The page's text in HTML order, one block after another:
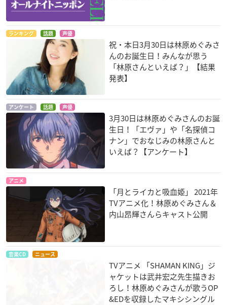
ヱヴァンゲリヲン新
劇場版：序
綾波レイ
名探偵コナン 紺碧の
棺 （ジョリー・ロジ
ャー）
灰原哀
パプリカ
パプリカ／千葉敦子
おどるポケモン ひ
ミズゴロウ／ムサシ
PIKACHU THE MOVI
フシギダネ
名探偵コナン 瞳の中
の暗殺者
灰原哀
劇場版 ポケットモン
スター 幻のポケモン
ルギア爆誕
ランキング 話題 声優
祝・本日3月30日は林原めぐみさ
んのお誕生日！みんなが思う
「林原さんといえば？」【結果
発表】
アンケート 話題 声優
3月30日は林原めぐみさんのお誕
生日！「エヴァ」や「名探偵コ
ナン」でおなじみの林原さんと
いえば？【アンケート】
アニメ
「月とライカと吸血姫」 2021年
TVアニメ化！林原めぐみさん＆
内山昂輝さんらキャスト公開
音楽CD ニュース
TVアニメ 「SHAMAN KING」ジ
ャケットは武井宏之先生描きお
ろし！林原めぐみさんが歌うOP
&EDを収録したマキシシングル